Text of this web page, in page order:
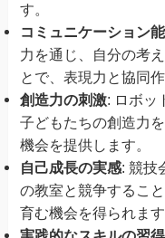
す。
コミュニケーション
力を通じ、自分の考
とで、表現力と協同
創造力の刺激: ロボッ
子どもたちの創造力
機会を提供します。
自己成長の実感: 競技
の教室と競争するこ
育む機会を得られます